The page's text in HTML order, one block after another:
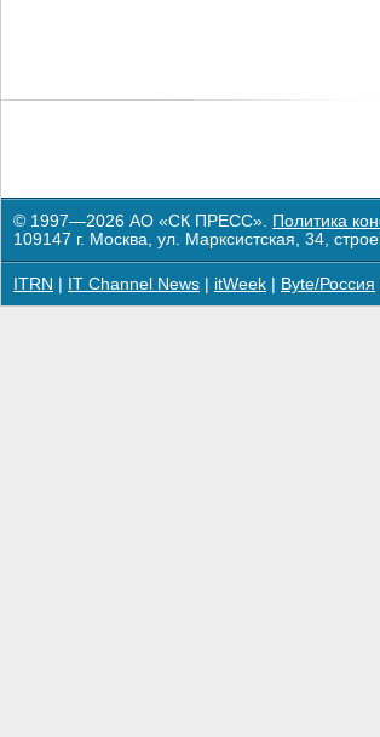
© 1997—2026 АО «СК ПРЕСС». Политика
109147 г. Москва, ул. Марксистская, 34,
ITRN IT Channel News itWeek Byte/Россия